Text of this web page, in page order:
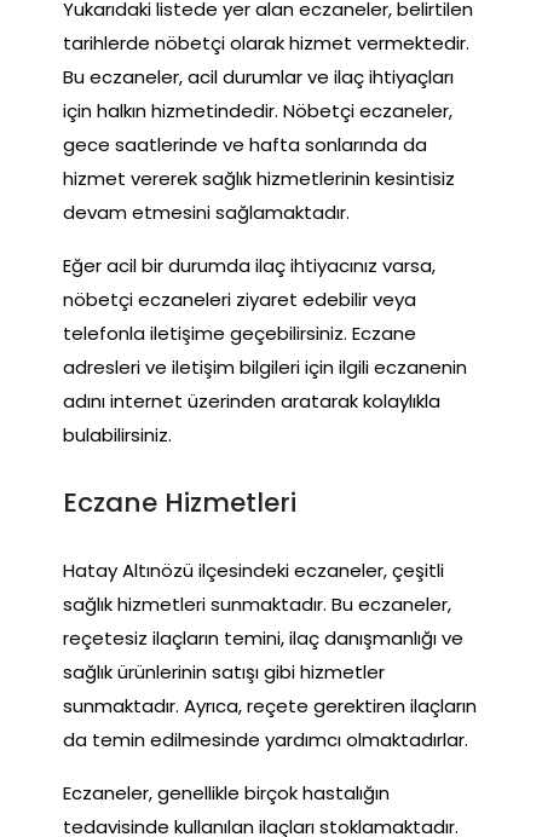
Yukarıdaki listede yer alan eczaneler, belirtilen
tarihlerde nöbetçi olarak hizmet vermektedir.
Bu eczaneler, acil durumlar ve ilaç ihtiyaçları
için halkın hizmetindedir. Nöbetçi eczaneler,
gece saatlerinde ve hafta sonlarında da
hizmet vererek sağlık hizmetlerinin kesintisiz
devam etmesini sağlamaktadır.
Eğer acil bir durumda ilaç ihtiyacınız varsa,
nöbetçi eczaneleri ziyaret edebilir veya
telefonla iletişime geçebilirsiniz. Eczane
adresleri ve iletişim bilgileri için ilgili eczanenin
adını internet üzerinden aratarak kolaylıkla
bulabilirsiniz.
Eczane Hizmetleri
Hatay Altınözü ilçesindeki eczaneler, çeşitli
sağlık hizmetleri sunmaktadır. Bu eczaneler,
reçetesiz ilaçların temini, ilaç danışmanlığı ve
sağlık ürünlerinin satışı gibi hizmetler
sunmaktadır. Ayrıca, reçete gerektiren ilaçların
da temin edilmesinde yardımcı olmaktadırlar.
Eczaneler, genellikle birçok hastalığın
tedavisinde kullanılan ilaçları stoklamaktadır.